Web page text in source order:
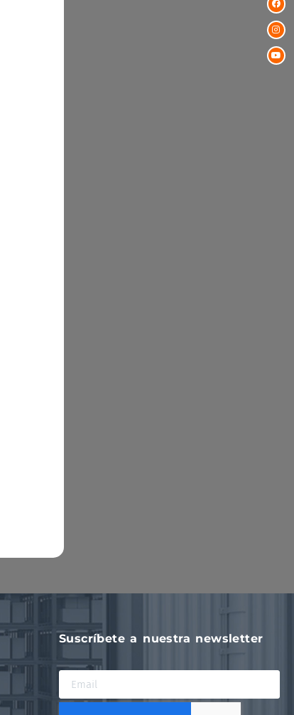
Suscríbete a nuestra newsletter